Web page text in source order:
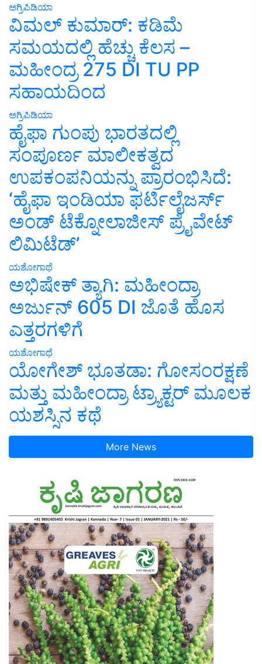
ಅಗ್ರಿಪಿಡಿಯಾ
ವಿಮಲ್ ಕುಮಾರ್: ಕಡಿಮೆ
ಸಮಯದಲ್ಲಿ ಹೆಚ್ಚು ಕೆಲಸ –
ಮಹೀಂದ್ರ 275 DI TU PP
ಸಹಾಯದಿಂದ
ಅಗ್ರಿಪಿಡಿಯಾ
ಹೈಫಾ ಗುಂಪು ಭಾರತದಲ್ಲಿ
ಸಂಪೂರ್ಣ ಮಾಲೀಕತ್ವದ
ಉಪಕಂಪನಿಯನ್ನು ಪ್ರಾರಂಭಿಸಿದೆ:
‘ಹೈಫಾ ಇಂಡಿಯಾ ಫರ್ಟಿಲೈಜರ್ಸ್
ಅಂಡ್ ಟೆಕ್ನೋಲಾಜೀಸ್ ಪ್ರೈವೇಟ್
ಲಿಮಿಟೆಡ್’
ಯಶೋಗಾಥೆ
ಅಭಿಷೇಕ್ ತ್ಯಾಗಿ: ಮಹೀಂದ್ರಾ
ಅರ್ಜುನ್ 605 DI ಜೊತೆ ಹೊಸ
ಎತ್ತರಗಳಿಗೆ
ಯಶೋಗಾಥೆ
ಯೋಗೇಶ್ ಭೂತಡಾ: ಗೋಸಂರಕ್ಷಣೆ
ಮತ್ತು ಮಹೀಂದ್ರಾ ಟ್ರ್ಯಾಕ್ಟರ್ ಮೂಲಕ
ಯಶಸ್ಸಿನ ಕಥೆ
More News